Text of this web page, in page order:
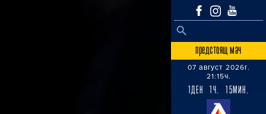
Search
SEARCH BUTTON
предстоящ мач
07 август 2026г.
21:15ч.
1ДЕН 1Ч. 15МИН.